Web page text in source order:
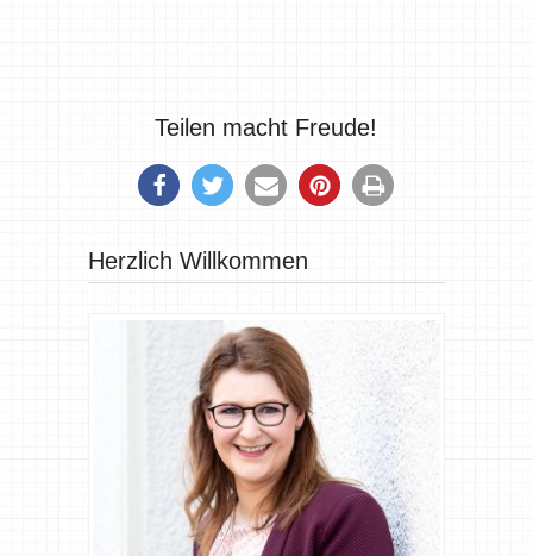
Teilen macht Freude!
Herzlich Willkommen